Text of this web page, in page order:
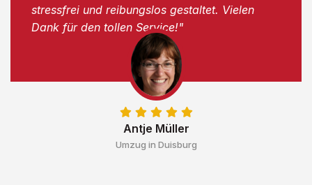
Antje Müller
Umzug in Duisburg
stressfrei und reibungslos gestaltet. Vielen
Dank für den tollen Service!"